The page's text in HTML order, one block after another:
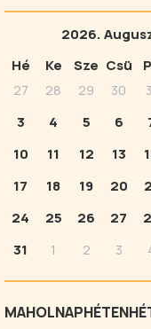
2026.
Hé
Ke Sze Csü
27
28 29 30
3
4 5 6
10
11 12 13
17
18 19 20
24
25 26 27
31
1 2 3
MAHOLNAPHÉTEN